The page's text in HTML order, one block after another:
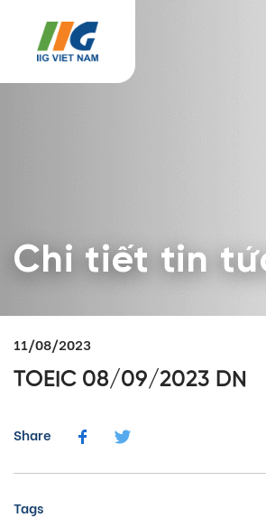
Chi tiết tin
11/08/2023
TOEIC 08/09/2023 DN
Share
Tags